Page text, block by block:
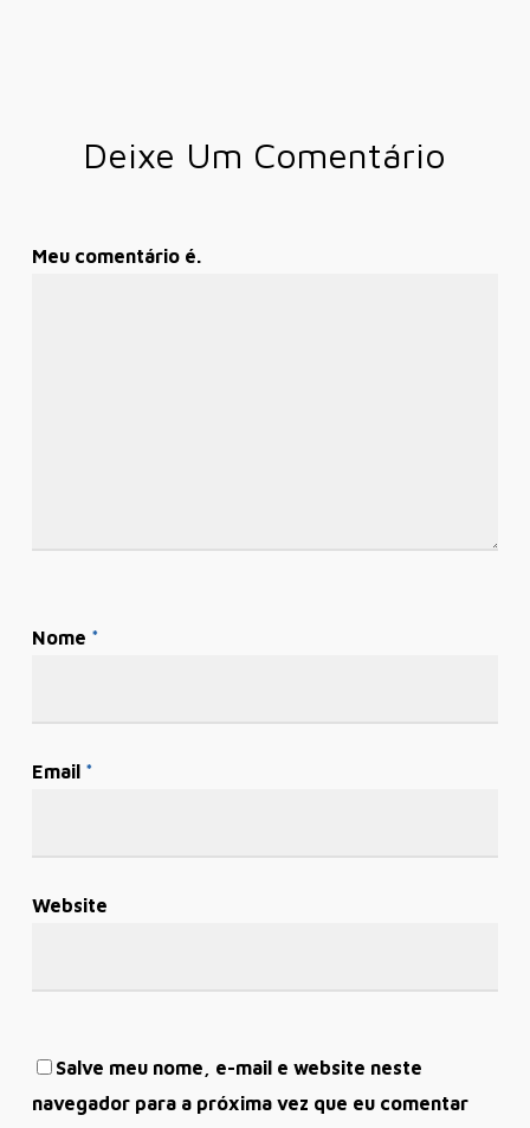
Deixe Um Comentário
Meu comentário é.
Nome *
Email *
Website
Salve meu nome, e-mail e website neste
navegador para a próxima vez que eu comentar